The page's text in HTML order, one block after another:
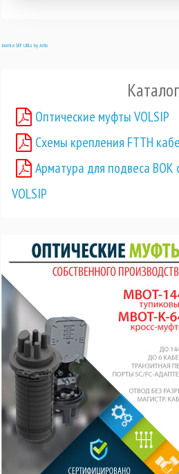
Joomla SEF URLs by Artio
Оптические муфты VOLSIP
Схемы крепления FTTH
Арматура для подвеса ВОК
VOLSIP